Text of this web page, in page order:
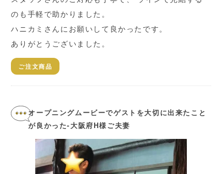
のも手軽で助かりました。
ハニカミさんにお願いして良かったです。
ありがとうございました。
ご注文商品
オープニングムービーでゲストを大切に出来たこと
が良かった-大阪府H様ご夫妻